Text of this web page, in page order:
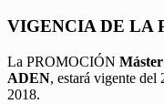
VIGENCIA DE LA
La PROMOCIÓN
ADEN, estará vigente del
2018.